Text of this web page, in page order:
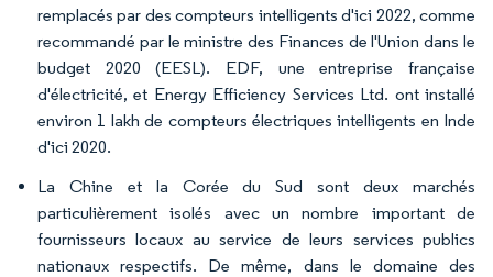
remplacés par des compteurs intelligents d'ici 2022, comme
recommandé par le ministre des Finances de l'Union dans le
budget 2020 (EESL). EDF, une entreprise française
d'électricité, et Energy Efficiency Services Ltd. ont installé
environ 1 lakh de compteurs électriques intelligents en Inde
d'ici 2020.
La Chine et la Corée du Sud sont deux marchés
particulièrement isolés avec un nombre important de
fournisseurs locaux au service de leurs services publics
nationaux respectifs. De même, dans le domaine des